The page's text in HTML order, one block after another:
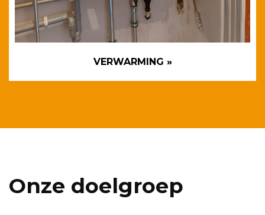
VERWARMING »
Onze doelgroep